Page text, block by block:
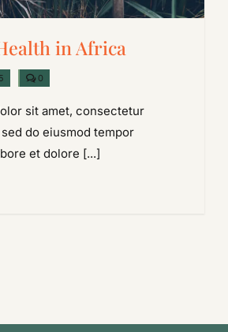
in Africa
0comments
on
Health
Africa
sit amet, consectetur
do eiusmod tempor
et dolore [...]